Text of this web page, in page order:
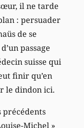
il ne tarde
: persuader
de se
passage
suisse qui
finir qu’en
le dindon ici.
précédents
Michel »